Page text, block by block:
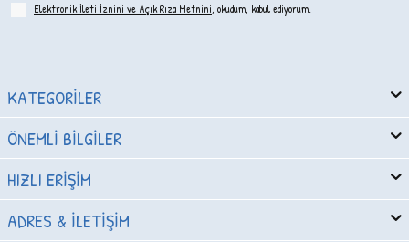
Elektronik İleti İzni‌ni ve Açık Rıza Metni‌ni, okudum, kabul ediyorum.
KATEGORILER
ÖNEMLI BILGILER
HIZLI ERIŞIM
ADRES & İLETIŞIM